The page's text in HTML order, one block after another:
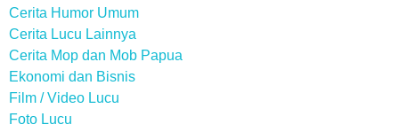
Cerita Humor Umum
Cerita Lucu Lainnya
Cerita Mop dan Mob Papua
Ekonomi dan Bisnis
Film / Video Lucu
Foto Lucu